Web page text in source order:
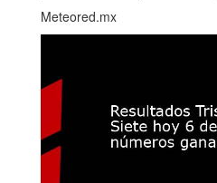
Meteored.mx